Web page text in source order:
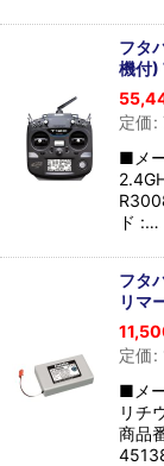
フタ
機付)
定価:
■メ
ド :…
フタ
リマ
定価:
■メ
リチ
商品